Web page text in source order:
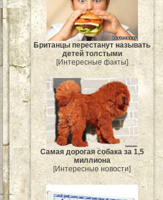
Британцы перестанут называть
детей толстыми
[Интересные факты]
Самая дорогая собака за 1,5
миллиона
[Интересные новости]